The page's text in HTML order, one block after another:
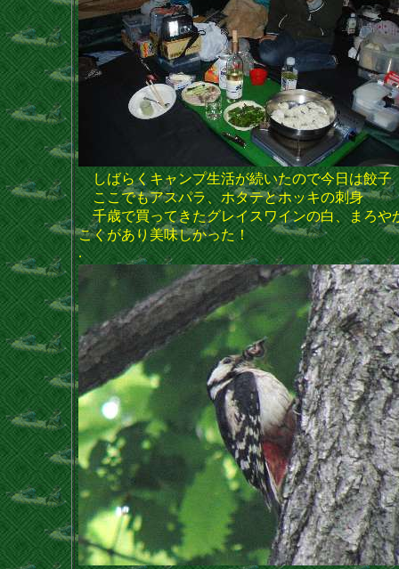
しばらくキャンプ生活が続いたので今日は餃子
ここでもアスパラ、ホタテとホッキの刺身
千歳で買ってきたグレイスワインの白、まろ
こくがあり美味しかった！
.